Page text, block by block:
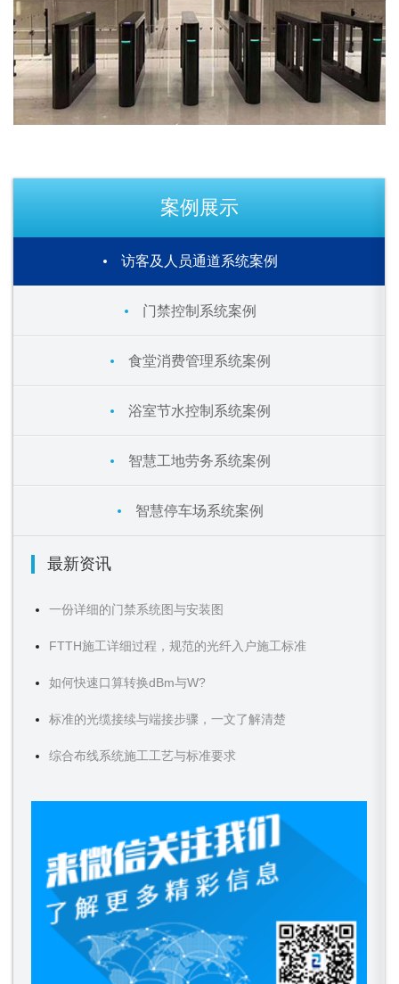
案例展示
访客及人员通道系统案例
门禁控制系统案例
食堂消费管理系统案例
浴室节水控制系统案例
智慧工地劳务系统案例
智慧停车场系统案例
最新资讯
一份详细的门禁系统图与安装图
FTTH施工详细过程，规范的光纤入户施工标准
如何快速口算转换dBm与W?
标准的光缆接续与端接步骤，一文了解清楚
综合布线系统施工工艺与标准要求